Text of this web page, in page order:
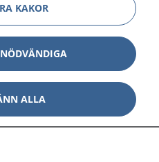
KAKOR
ALLA